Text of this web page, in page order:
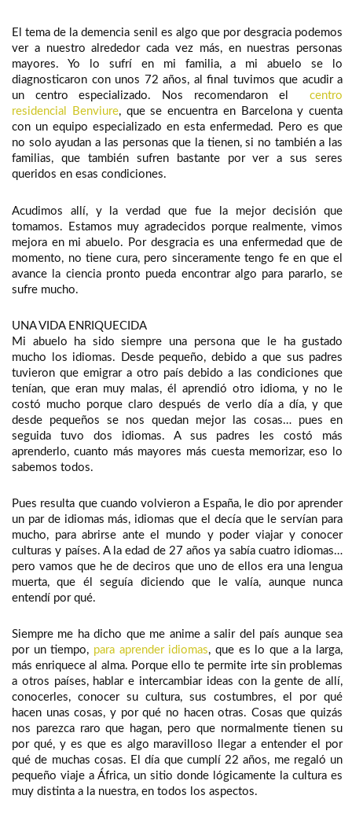
El tema de la demencia senil es algo que por desgracia podemos
ver a nuestro alrededor cada vez más, en nuestras personas
mayores. Yo lo sufrí en mi familia, a mi abuelo se lo
diagnosticaron con unos 72 años, al final tuvimos que acudir a
un centro especializado. Nos recomendaron elcentro
residencial Benviure, que se encuentra en Barcelona y cuenta
con un equipo especializado en esta enfermedad. Pero es que
no solo ayudan a las personas que la tienen, si no también a las
familias, que también sufren bastante por ver a sus seres
queridos en esas condiciones.
Acudimos allí, y la verdad que fue la mejor decisión que
tomamos. Estamos muy agradecidos porque realmente, vimos
mejora en mi abuelo. Por desgracia es una enfermedad que de
momento, no tiene cura, pero sinceramente tengo fe en que el
avance la ciencia pronto pueda encontrar algo para pararlo, se
sufre mucho.
UNA VIDA ENRIQUECIDA
Mi abuelo ha sido siempre una persona que le ha gustado
mucho los idiomas. Desde pequeño, debido a que sus padres
tuvieron que emigrar a otro país debido a las condiciones que
tenían, que eran muy malas, él aprendió otro idioma, y no le
costó mucho porque claro después de verlo día a día, y que
desde pequeños se nos quedan mejor las cosas… pues en
seguida tuvo dos idiomas. A sus padres les costó más
aprenderlo, cuanto más mayores más cuesta memorizar, eso lo
sabemos todos.
Pues resulta que cuando volvieron a España, le dio por aprender
un par de idiomas más, idiomas que el decía que le servían para
mucho, para abrirse ante el mundo y poder viajar y conocer
culturas y países. A la edad de 27 años ya sabía cuatro idiomas…
pero vamos que he de deciros que uno de ellos era una lengua
muerta, que él seguía diciendo que le valía, aunque nunca
entendí por qué.
Siempre me ha dicho que me anime a salir del país aunque sea
por un tiempo, para aprender idiomas, que es lo que a la larga,
más enriquece al alma. Porque ello te permite irte sin problemas
a otros países, hablar e intercambiar ideas con la gente de allí,
conocerles, conocer su cultura, sus costumbres, el por qué
hacen unas cosas, y por qué no hacen otras. Cosas que quizás
nos parezca raro que hagan, pero que normalmente tienen su
por qué, y es que es algo maravilloso llegar a entender el por
qué de muchas cosas. El día que cumplí 22 años, me regaló un
pequeño viaje a África, un sitio donde lógicamente la cultura es
muy distinta a la nuestra, en todos los aspectos.